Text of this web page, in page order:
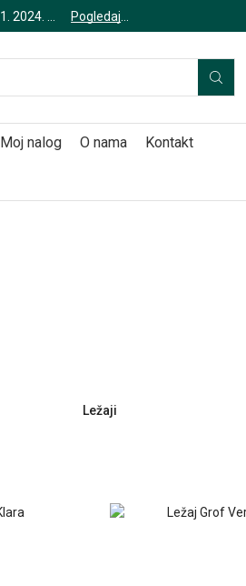
Moj nalog O nama Kontakt
Ležaji